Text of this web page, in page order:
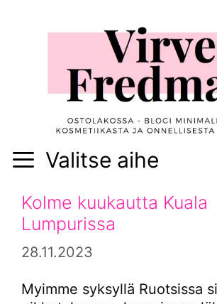
Valitse aihe
Kolme kuukautta Kuala
Lumpurissa
28.11.2023
Myimme syksyllä Ruotsissa